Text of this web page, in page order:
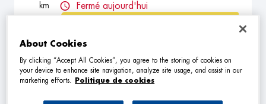
km
Fermé aujourd'hui
3
About Cookies
By clicking “Accept All Cookies”, you agree to the storing of cookies on
your device to enhance site navigation, analyze site usage, and assist in our
marketing efforts.
Politique de cookies